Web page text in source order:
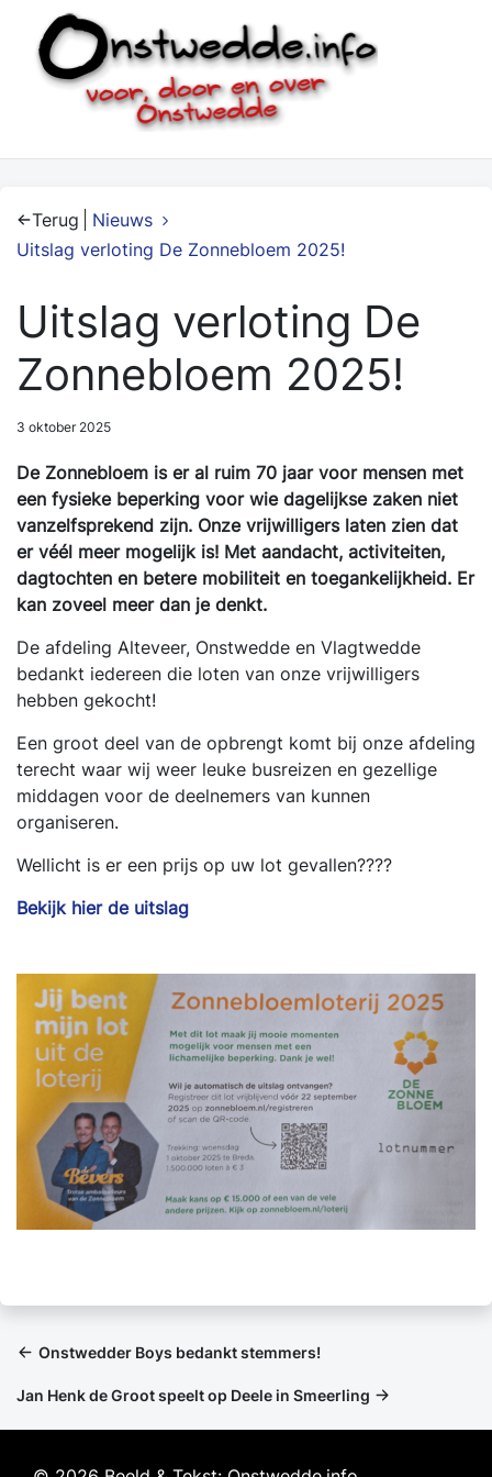
Terug
Nieuws
Uitslag verloting De Zonnebloem 2025!
Uitslag verloting De
Zonnebloem 2025!
3 oktober 2025
De Zonnebloem is er al ruim 70 jaar voor mensen met
een fysieke beperking voor wie dagelijkse zaken niet
vanzelfsprekend zijn. Onze vrijwilligers laten zien dat
er véél meer mogelijk is! Met aandacht, activiteiten,
dagtochten en betere mobiliteit en toegankelijkheid. Er
kan zoveel meer dan je denkt.
De afdeling Alteveer, Onstwedde en Vlagtwedde
bedankt iedereen die loten van onze vrijwilligers
hebben gekocht!
Een groot deel van de opbrengt komt bij onze afdeling
terecht waar wij weer leuke busreizen en gezellige
middagen voor de deelnemers van kunnen
organiseren.
Wellicht is er een prijs op uw lot gevallen????
Bekijk hier de uitslag
Onstwedder Boys bedankt stemmers!
Jan Henk de Groot speelt op Deele in Smeerling